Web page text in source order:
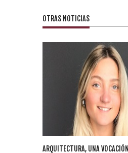
OTRAS NOTICIAS
ARQUITECTURA, UNA VOCACIÓN